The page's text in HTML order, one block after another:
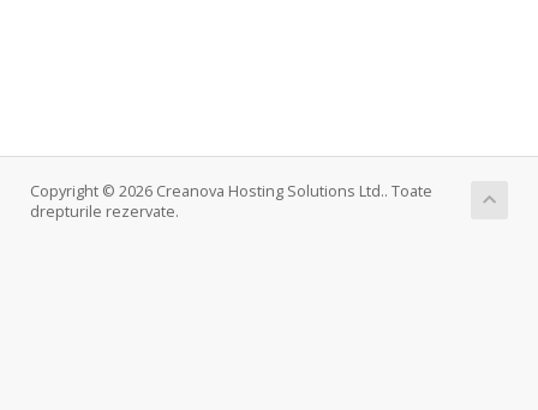
Copyright © 2026 Creanova Hosting Solutions Ltd.. Toate
drepturile rezervate.